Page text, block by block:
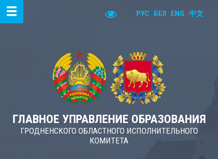
РУС БЕЛ ENG 中文
ГЛАВНОЕ УПРАВЛЕНИЕ ОБРАЗОВАНИЯ
ГРОДНЕНСКОГО ОБЛАСТНОГО ИСПОЛНИТЕЛЬНОГО
КОМИТЕТА